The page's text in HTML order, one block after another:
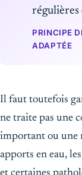
régulières
PRINCIPE
ADAPTÉE
Il faut toutefois
ne traite pas une
important ou une
apports en eau,
et certaines